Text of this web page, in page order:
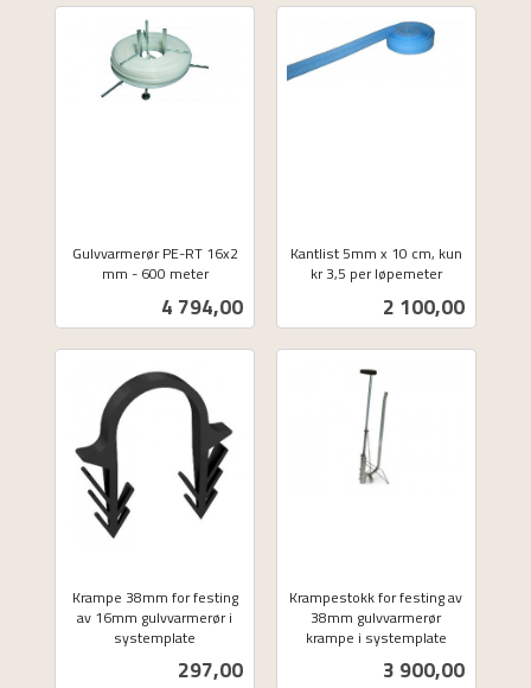
Gulvvarmerør PE-RT 16x2
mm - 600 meter
Pris
4 794,00
Kantlist 5mm x 10 cm, kun
kr 3,5 per løpemeter
Pris
2 100,00
Krampe 38mm for festing
av 16mm gulvvarmerør i
systemplate
Pris
297,00
Krampestokk for festing av
38mm gulvvarmerør
krampe i systemplate
Pris
3 900,00